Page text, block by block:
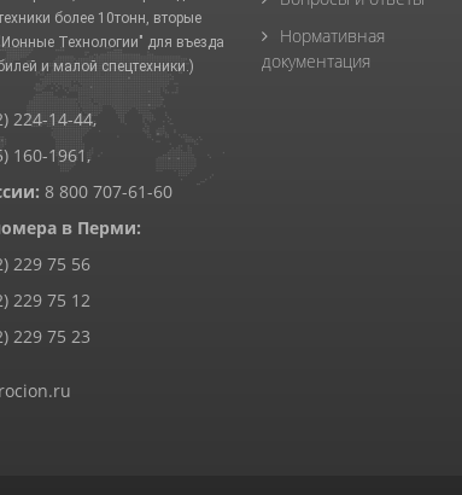
более 10тонн, вторые
Технологии" для въезда
и малой спецтехники.)
224-14-44,
160-1961 ,
8 800 707-61-60
в Перми:
229 75 56
229 75 12
229 75 23
Нормативная
документация